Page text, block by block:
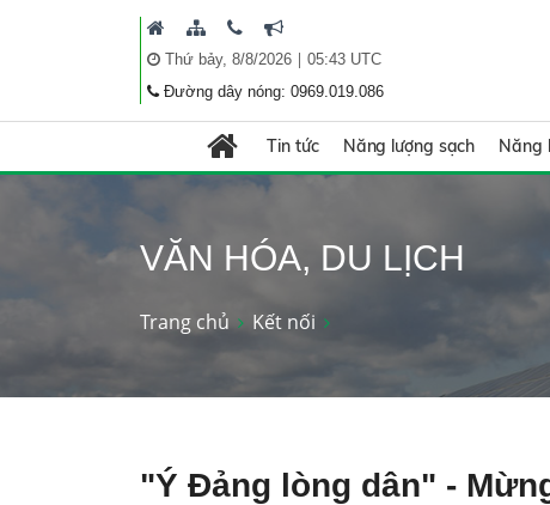
Thứ bảy, 8/8/2026| 05:43 UTC
Đường dây nóng: 0969.019.086
Tin tức Năng lượng sạch Năng
VĂN HÓA, DU LỊCH
Trang chủ Kết nối
"Ý Đảng lòng dân" -